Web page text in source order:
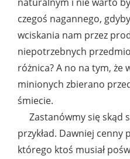
czegoś nagannego,
wciskania nam przez
niepotrzebnych
różnica? A no na tym, że
minionych zbierano
śmiecie.
Zastanówmy się skąd
przykład. Dawniej
którego ktoś musiał